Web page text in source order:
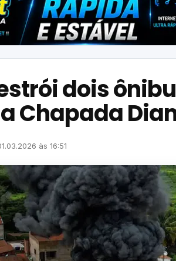
dois
Chapada
às 16:51